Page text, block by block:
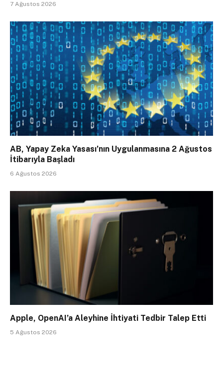
7 Ağustos 2026
AB, Yapay Zeka Yasası’nın Uygulanmasına 2 Ağustos
İtibarıyla Başladı
6 Ağustos 2026
Apple, OpenAI’a Aleyhine İhtiyati Tedbir Talep Etti
5 Ağustos 2026